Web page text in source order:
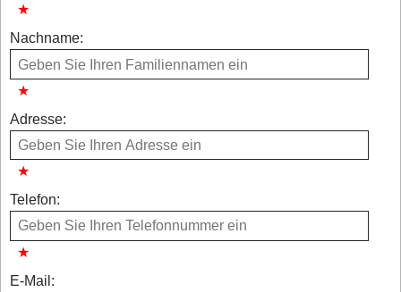
Nachname:
Adresse:
Telefon:
E-Mail: